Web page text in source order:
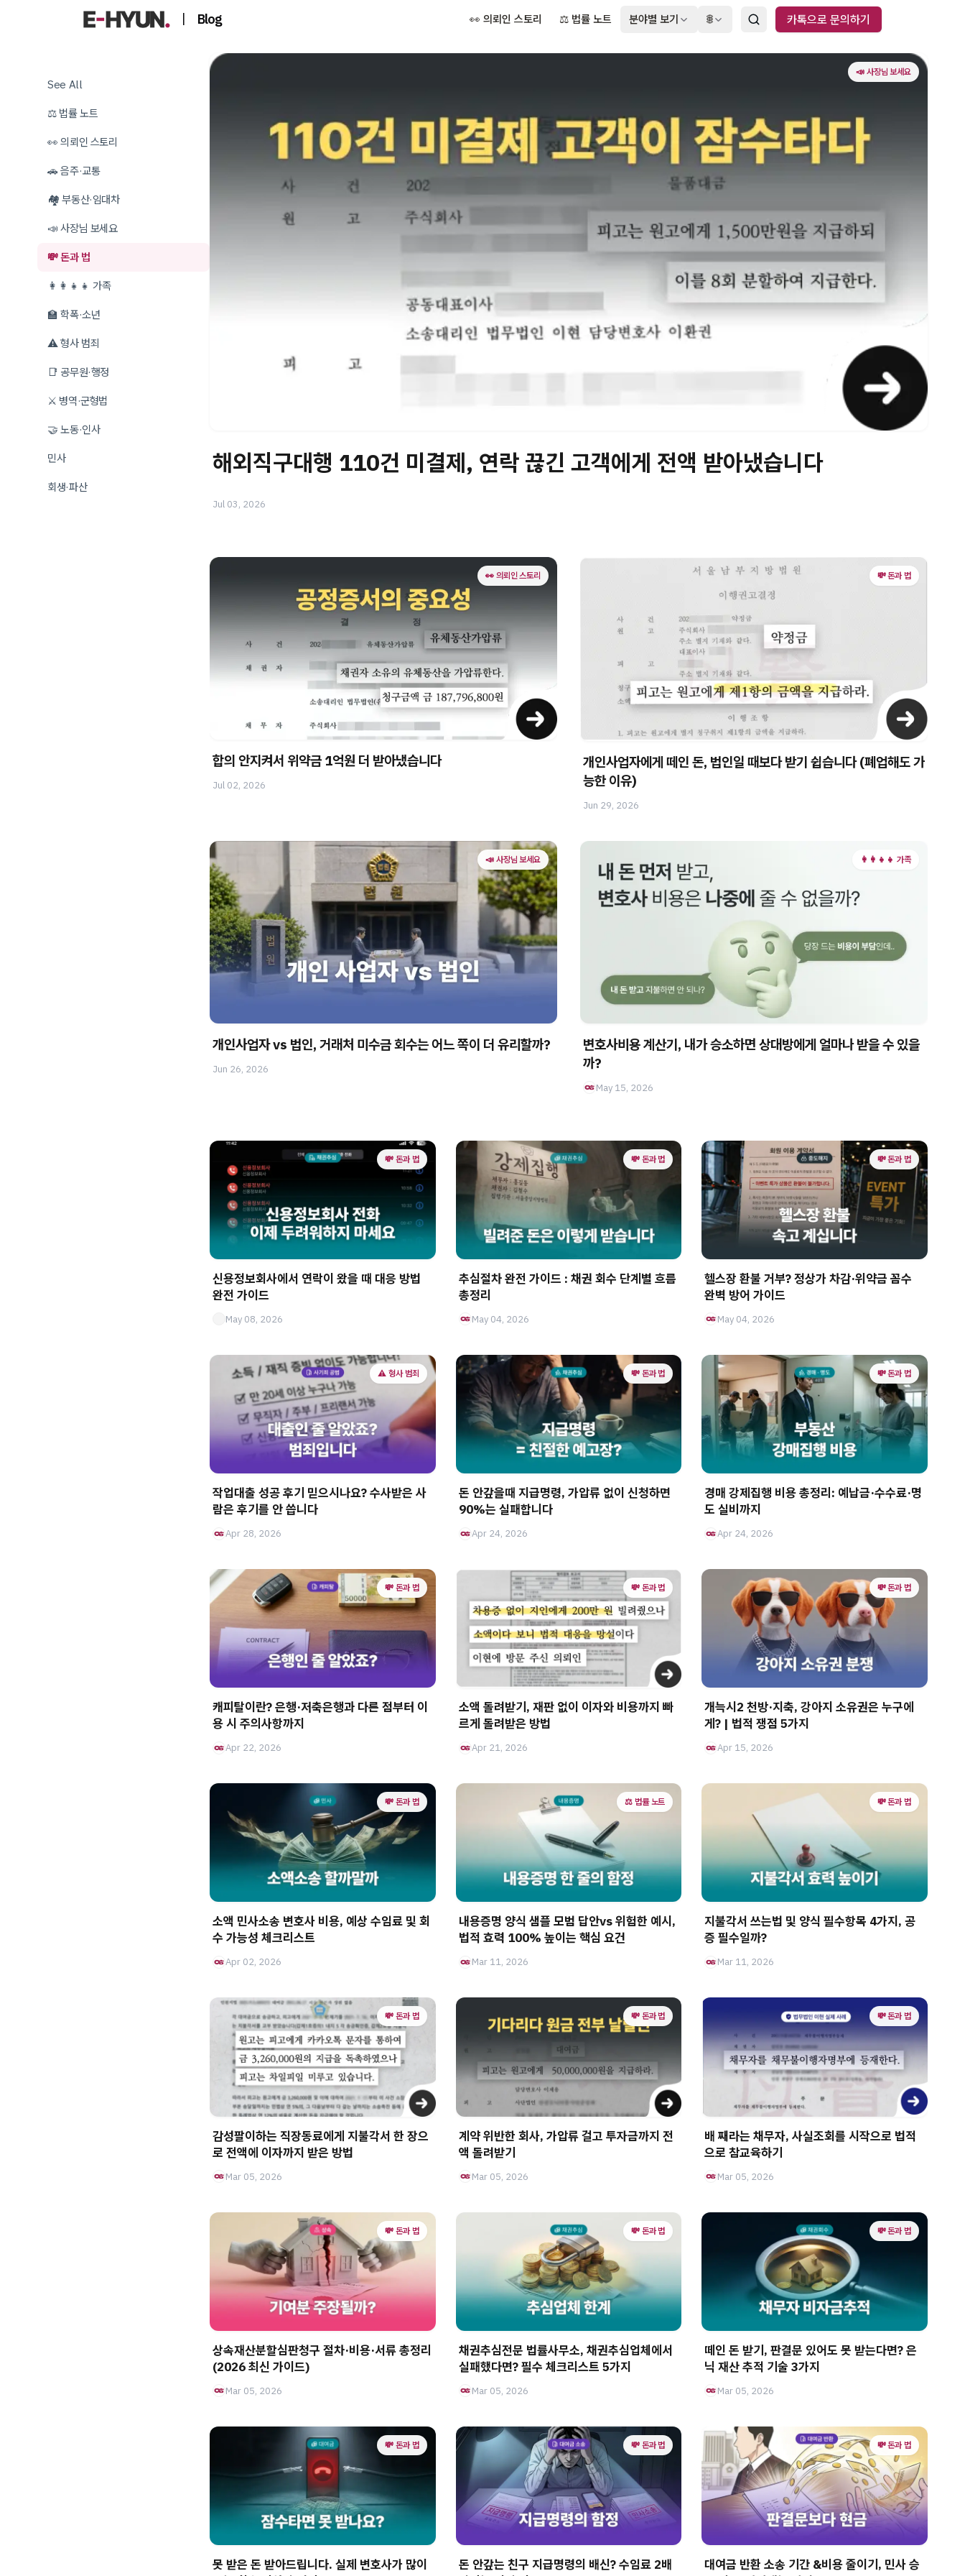
| Blog 👀 의뢰인 스토리 ⚖️ 법률 노트 분야별 보기 🌐 카톡으로 문의하기
See All
⚖️ 법률 노트
👀 의뢰인 스토리
🚗 음주·교통
🏘️ 부동산·임대차
📣 사장님 보세요
💸 돈과 법
👩‍👩‍👧‍👧 가족
🏫 학폭·소년
⚠️ 형사 범죄
📑 공무원·행정
⚔️ 병역·군형법
🤝 노동·인사
민사
회생·파산
📣 사장님 보세요
해외직구대행 110건 미결제, 연락 끊긴 고객에게 전액 받아냈습니다
Jul 03, 2026
👀 의뢰인 스토리
합의 안지켜서 위약금 1억원 더 받아냈습니다
Jul 02, 2026
💸 돈과 법
개인사업자에게 떼인 돈, 법인일 때보다 받기 쉽습니다 (폐업해도 가
능한 이유)
Jun 29, 2026
📣 사장님 보세요
개인사업자 vs 법인, 거래처 미수금 회수는 어느 쪽이 더 유리할까?
Jun 26, 2026
👩‍👩‍👧‍👧 가족
변호사비용 계산기, 내가 승소하면 상대방에게 얼마나 받을 수 있을
까?
May 15, 2026
💸 돈과 법
신용정보회사에서 연락이 왔을 때 대응 방법
완전 가이드
May 08, 2026
💸 돈과 법
추심절차 완전 가이드 : 채권 회수 단계별 흐름
총정리
May 04, 2026
💸 돈과 법
헬스장 환불 거부? 정상가 차감·위약금 꼼수
완벽 방어 가이드
May 04, 2026
⚠️ 형사 범죄
작업대출 성공 후기 믿으시나요? 수사받은 사
람은 후기를 안 씁니다
Apr 28, 2026
💸 돈과 법
돈 안갚을때 지급명령, 가압류 없이 신청하면
90%는 실패합니다
Apr 24, 2026
💸 돈과 법
경매 강제집행 비용 총정리: 예납금·수수료·명
도 실비까지
Apr 24, 2026
💸 돈과 법
캐피탈이란? 은행·저축은행과 다른 점부터 이
용 시 주의사항까지
Apr 22, 2026
💸 돈과 법
소액 돌려받기, 재판 없이 이자와 비용까지 빠
르게 돌려받은 방법
Apr 21, 2026
💸 돈과 법
개늑시2 천방·지축, 강아지 소유권은 누구에
게? | 법적 쟁점 5가지
Apr 15, 2026
💸 돈과 법
소액 민사소송 변호사 비용, 예상 수임료 및 회
수 가능성 체크리스트
Apr 02, 2026
⚖️ 법률 노트
내용증명 양식 샘플 모범 답안vs 위험한 예시,
법적 효력 100% 높이는 핵심 요건
Mar 11, 2026
💸 돈과 법
지불각서 쓰는법 및 양식 필수항목 4가지, 공
증 필수일까?
Mar 11, 2026
💸 돈과 법
감성팔이하는 직장동료에게 지불각서 한 장으
로 전액에 이자까지 받은 방법
Mar 05, 2026
💸 돈과 법
계약 위반한 회사, 가압류 걸고 투자금까지 전
액 돌려받기
Mar 05, 2026
💸 돈과 법
배 째라는 채무자, 사실조회를 시작으로 법적
으로 참교육하기
Mar 05, 2026
💸 돈과 법
상속재산분할심판청구 절차·비용·서류 총정리
(2026 최신 가이드)
Mar 05, 2026
💸 돈과 법
채권추심전문 법률사무소, 채권추심업체에서
실패했다면? 필수 체크리스트 5가지
Mar 05, 2026
💸 돈과 법
떼인 돈 받기, 판결문 있어도 못 받는다면? 은
닉 재산 추적 기술 3가지
Mar 05, 2026
💸 돈과 법
못 받은 돈 받아드립니다. 실제 변호사가 많이
💸 돈과 법
돈 안갚는 친구 지급명령의 배신? 수임료 2배
💸 돈과 법
대여금 반환 소송 기간 &비용 줄이기, 민사 승